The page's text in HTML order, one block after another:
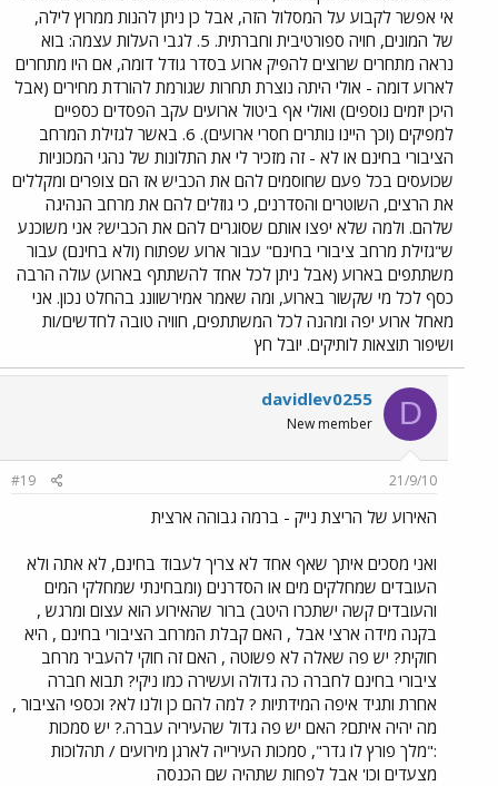
אי אפשר לקבוע על המסלול הזה, אבל כן ניתן להנות ממרוץ לילה,
של המונים, חויה ספורטיבית וחברתית. 5. לגבי העלות עצמה: בוא
נראה מתחרים שרוצים להפיק ארוע בסדר גודל דומה, אם היו מתחרים
לארוע דומה - אולי היתה נוצרת תחרות שגורמת להורדת מחירים (אבל
היכן יזמים נוספים) ואולי אף ביטול ארועים עקב הפסדים כספיים
למפיקים (וכך היינו נותרים חסרי ארועים). 6. באשר לגזילת המרחב
הציבורי בחינם או לא - זה מזכיר לי את התלונות של נהגי המכוניות
שכועסים בכל פעם שחוסמים להם את הכביש אז הם צופרים ומקללים
את הרצים, השוטרים והסדרנים, כי גוזלים להם את מרחב הנהיגה
שלהם. ולמה שלא יפצו אותם שסוגרים להם את הכביש? אני משוכנע
ש"גזילת מרחב ציבורי בחינם" עבור ארוע שפתוח (ולא בחינם) עבור
משתתפים בארוע (אבל ניתן לכל אחד להשתתף בארוע) עולה הרבה
כסף לכל מי שקשור בארוע, ומה שאמר אמירשוונג בהחלט נכון. אני
מאחל ארוע יפה ומהנה לכל המשתתפים, חוויה טובה לחדשים/ות
ושיפור תוצאות לותיקים. יובל חץ
D
davidlev0255
New member
21/9/10
#19
האירוע של הריצת נייק - ברמה גבוהה ארצית
ואני מסכים איתך שאף אחד לא צריך לעבוד בחינם, לא אתה ולא
העובדים שמחלקים מים או הסדרנים (ומבחינתי שמחלקי המים
והעובדים קשה ישתכרו היטב) ברור שהאירוע הוא עצום ומרגש ,
בקנה מידה ארצי אבל , האם קבלת המרחב הציבורי בחינם , היא
חוקית? יש פה שאלה לא פשוטה , האם זה חוקי להעביר מרחב
ציבורי בחינם לחברה כה גדולה ועשירה כמו ניקי? תבוא חברה
אחרת ותגיד איפה המידתיות ? למה להם כן ולנו לא? וכספי הציבור ,
מה יהיה איתם? האם יש פה גדול שהעיריה עברה.? יש סמכות
:"מלך פורץ לו גדר", סמכות העירייה לארגן מירועים / תהלוכות
מצעדים וכו' אבל לפחות שתהיה שם הכנסה